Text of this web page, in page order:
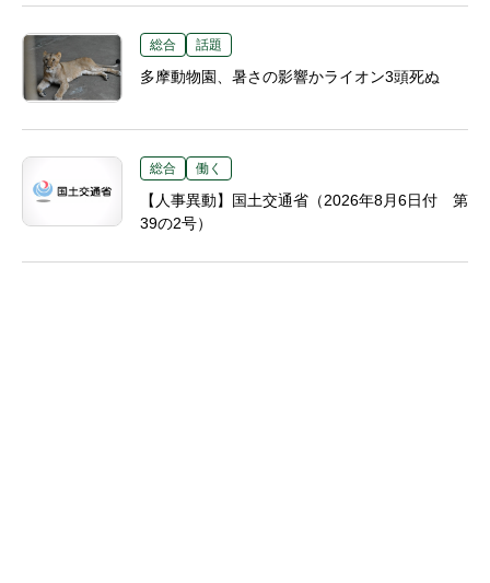
総合 話題
多摩動物園、暑さの影響かライオン3頭死ぬ
総合 働く
【人事異動】国土交通省（2026年8月6日付 第
39の2号）